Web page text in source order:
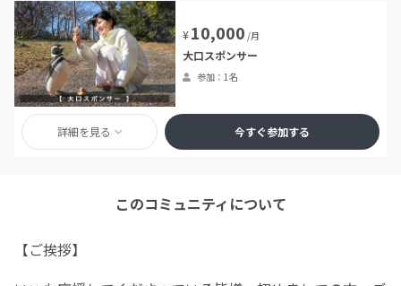
¥10,000 /月
大口スポンサー
参加：1名
詳細を見る 今すぐ参加する
このコミュニティについて
【ご挨拶】